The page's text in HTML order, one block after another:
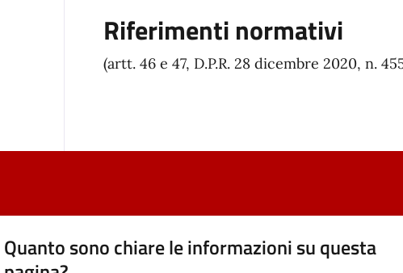
Riferimenti normativi
(artt. 46 e 47, D.P.R. 28 dicembre 2020, n.
Quanto sono chiare le informazioni su questa